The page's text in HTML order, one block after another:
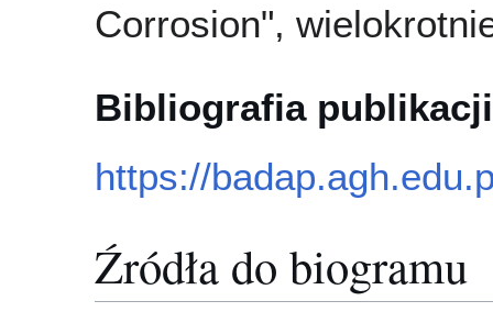
Corrosion",
Bibliografia publikacji
https://
Źródła do biogramu